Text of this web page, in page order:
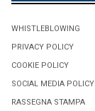
WHISTLEBLOWING
PRIVACY POLICY
COOKIE POLICY
SOCIAL MEDIA POLICY
RASSEGNA STAMPA